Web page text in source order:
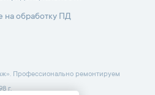
на обработку ПД
Профессионально ремонтируем
г.